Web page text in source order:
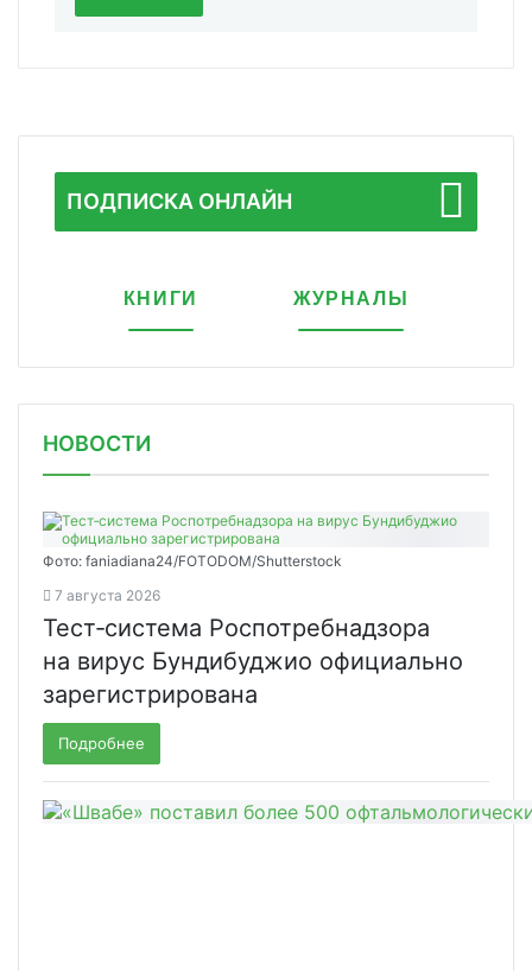
ПОДПИСКА ОНЛАЙН
КНИГИ ЖУРНАЛЫ
НОВОСТИ
Фото: faniadiana24/FOTODOM/Shutterstock
7 августа 2026
Тест‑система Роспотребнадзора
на вирус Бундибуджио официально
зарегистрирована
Подробнее